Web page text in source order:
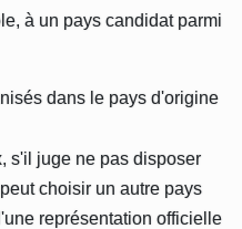
à un pays candidat parmi
dans le pays d'origine
s'il juge ne pas disposer
choisir un autre pays
représentation officielle